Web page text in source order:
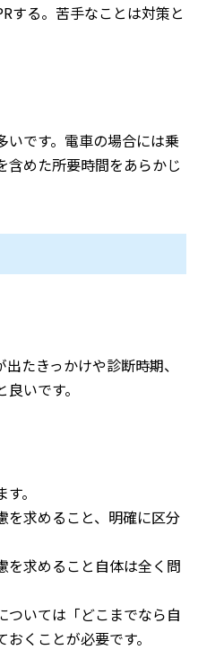
する。苦手なことは対策と
いです。電車の場合には乗
含めた所要時間をあらかじ
たきっかけや診断時期、
いです。
。
を求めること、明確に区分
を求めること自体は全く問
ついては「どこまでなら自
くことが必要です。